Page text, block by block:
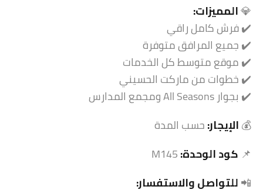
💎المميزات:
✔️ فرش كامل راقي
✔️ جميع المرافق متوفرة
✔️ موقع متوسط كل الخدمات
✔️ خطوات من ماركت الحسيني
✔️ بجوار All Seasons ومجمع المدارس
💰الإيجار:حسب المدة
📌 كود الوحدة:
📲للتواصل والاستفسار: